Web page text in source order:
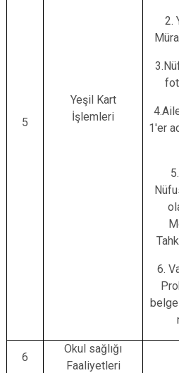
5
Yeşil Kart
İşlemleri
2.
1'er
6.
6
Okul sağlığı
Faaliyetleri